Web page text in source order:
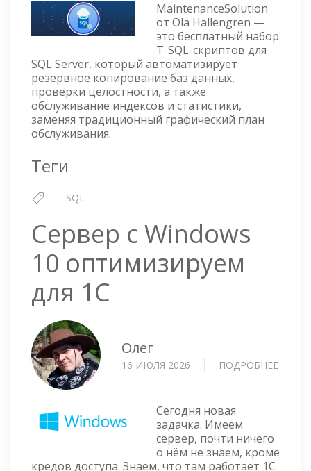
MaintenanceSolution
от Ola Hallengren —
это бесплатный набор
T-SQL-скриптов для
SQL Server, который автоматизирует
резервное копирование баз данных,
проверки целостности, а также
обслуживание индексов и статистики,
заменяя традиционный графический план
обслуживания.
Теги
SQL
Сервер с Windows
10 оптимизируем
для 1С
Олег
16 ИЮЛЯ 2026 ПОДРОБНЕЕ
ДЛЯ
Сегодня новая
задачка. Имеем
сервер, почти ничего
о нём не знаем, кроме
кредов доступа. Знаем, что там работает 1С